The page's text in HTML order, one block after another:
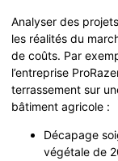
Analyser des
les réalités du
de coûts. Par
l’entreprise
terrassement sur
bâtiment agricole :
Décapage
végétale de